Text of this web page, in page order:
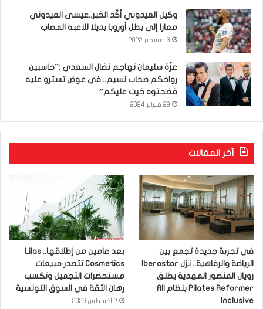
وكيل العيدوني أكّد الخبر..عيسى العيدوني
معارا إلى بطل أوروبا بديلا للاعبه المصاب
3 ديسمبر 2022
عزّة سليمان تهاجم نضال السعدي :”حاسبين
رواحكم صحاب نسيم.. في عوض تسترو عليه
فضحتوه خيت عليكم”
29 فبراير 2024
آخر المقالات
في تجربة جديدة تجمع بين
رويال المنصور المهدية يطلق
Pilates Reformer بنظام All
Inclusive
بعد عامين من إطلاقها.. Lilas
Cosmetics تتصدر مبيعات
مستحضرات التجميل وتكسب
رهان الثقة في السوق التونسية
2 أغسطس 2026